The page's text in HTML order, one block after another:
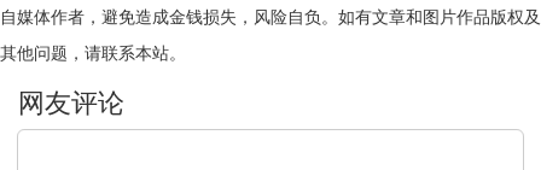
自媒体作者，避免造成金钱损失，风险自负。如有文章和图片作品版权及
其他问题，请联系本站。